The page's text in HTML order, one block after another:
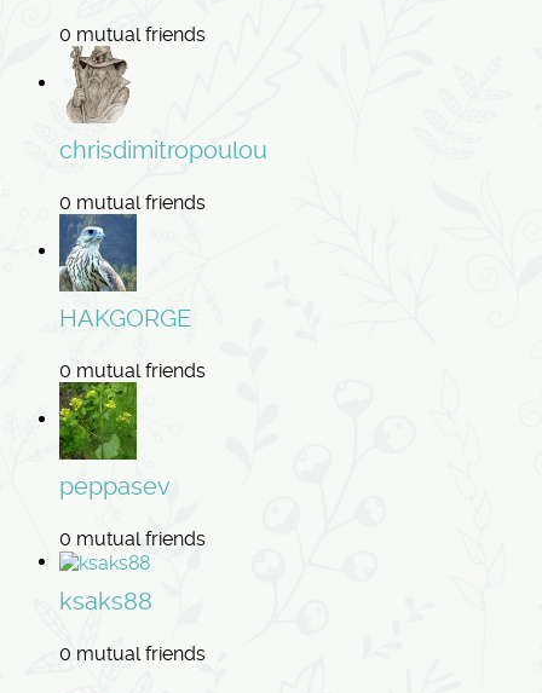
0 mutual friends
chrisdimitropoulou
0 mutual friends
HAKGORGE
0 mutual friends
peppasev
0 mutual friends
ksaks88
0 mutual friends